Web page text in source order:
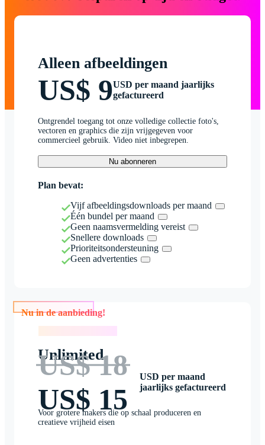
Alleen afbeeldingen
US$ 9USD per maand jaarlijks
gefactureerd
Ontgrendel toegang tot onze volledige collectie foto's,
vectoren en graphics die zijn vrijgegeven voor
commercieel gebruik. Video niet inbegrepen.
Nu abonneren
Plan bevat:
Vijf afbeeldingsdownloads per maand
Één bundel per maand
Geen naamsvermelding vereist
Snellere downloads
Prioriteitsondersteuning
Geen advertenties
Nu in de aanbieding!
Unlimited
US$ 18
US$ 15
USD per maand
jaarlijks gefactureerd
Voor grotere makers die op schaal produceren en
creatieve vrijheid eisen